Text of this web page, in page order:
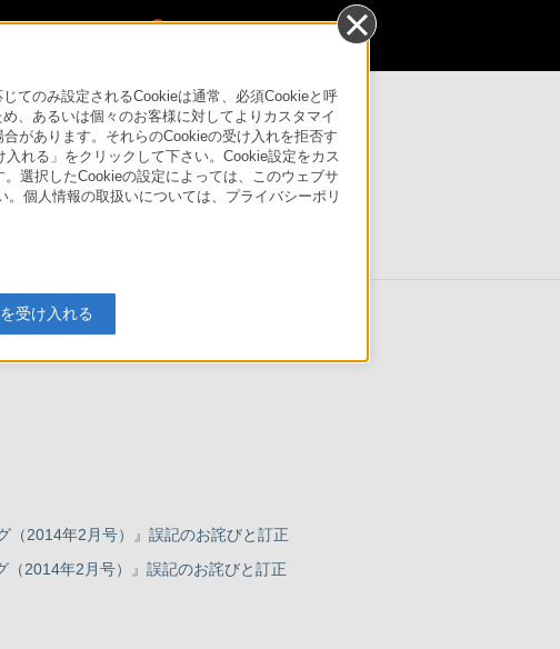
0
法人のお客様はこちら
ソニー株式会社製VAIOの製品情報を掲載しています。
式会社製VAIOの製品情報はこちら をご覧ください。
（2014年2月号）』誤記のお詫びと訂正
（2014年2月号）』誤記のお詫びと訂正
てのみ設定されるCookieは通常、必須Cookieと呼
、あるいは個々のお客様に対してよりカスタマイ
があります。それらのCookieの受け入れを拒否す
れる」をクリックして下さい。Cookie設定をカス
選択したCookieの設定によっては、このウェブサ
個人情報の取扱いについては、プライバシーポリ
受け入れる